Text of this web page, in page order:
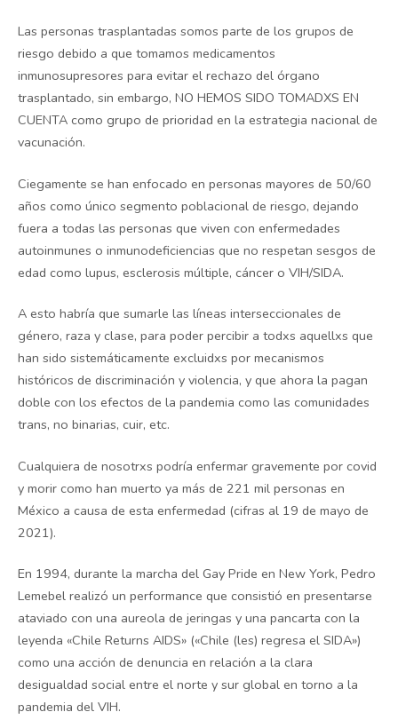
Las personas trasplantadas somos parte de los grupos de
riesgo debido a que tomamos medicamentos
inmunosupresores para evitar el rechazo del órgano
trasplantado, sin embargo, NO HEMOS SIDO TOMADXS EN
CUENTA como grupo de prioridad en la estrategia nacional de
vacunación.
Ciegamente se han enfocado en personas mayores de 50/60
años como único segmento poblacional de riesgo, dejando
fuera a todas las personas que viven con enfermedades
autoinmunes o inmunodeficiencias que no respetan sesgos de
edad como lupus, esclerosis múltiple, cáncer o VIH/SIDA.
A esto habría que sumarle las líneas interseccionales de
género, raza y clase, para poder percibir a todxs aquellxs que
han sido sistemáticamente excluidxs por mecanismos
históricos de discriminación y violencia, y que ahora la pagan
doble con los efectos de la pandemia como las comunidades
trans, no binarias, cuir, etc.
Cualquiera de nosotrxs podría enfermar gravemente por covid
y morir como han muerto ya más de 221 mil personas en
México a causa de esta enfermedad (cifras al 19 de mayo de
2021).
En 1994, durante la marcha del Gay Pride en New York, Pedro
Lemebel realizó un performance que consistió en presentarse
ataviado con una aureola de jeringas y una pancarta con la
leyenda «Chile Returns AIDS» («Chile (les) regresa el SIDA»)
como una acción de denuncia en relación a la clara
desigualdad social entre el norte y sur global en torno a la
pandemia del VIH.